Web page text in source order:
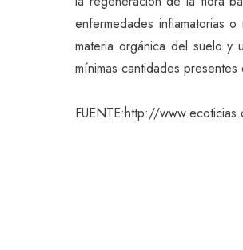
enfermedades inflamatorias
materia orgánica del suelo
mínimas cantidades
FUENTE:http://